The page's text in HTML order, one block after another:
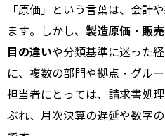
「原価」という言葉は、会計
ます。しかし、 製造原価・販
目の違いや分類基準に迷った
に、複数の部門や拠点・グル
担当者にとっては、請求書処
ぶれ、月次決算の遅延や数字